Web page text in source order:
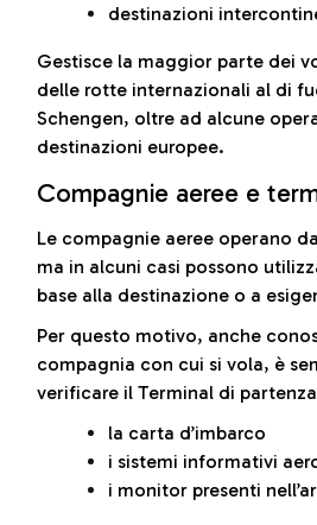
destinazioni
Gestisce la maggior parte dei
delle rotte internazionali al di
Schengen, oltre ad alcune
destinazioni europee.
Compagnie aeree e
Le compagnie aeree operano
ma in alcuni casi possono
base alla destinazione o a
Per questo motivo, anche
compagnia con cui si vola, è
verificare il Terminal di
la carta d’imbarco
i sistemi informativi
i monitor presenti